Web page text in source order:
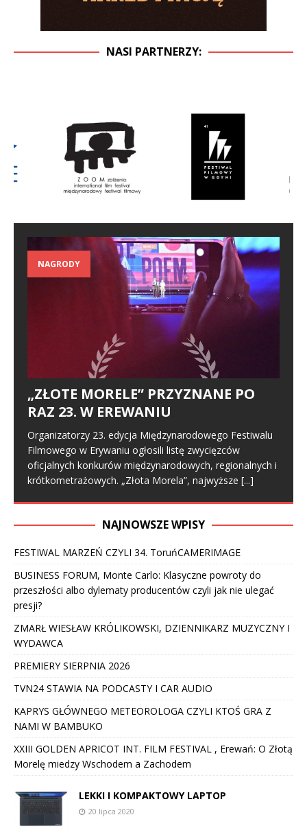
NASI PARTNERZY:
NAGRODY
„ZŁOTE MORELE” PRZYZNANE PO
RAZ 23. W EREWANIU
Organizatorzy 23. edycja Międzynarodowego Festiwalu
Filmowego w Erywaniu ogłosili listę zwycięzców
oficjalnych konkurów międzynarodowych, regionalnych i
krótkometrażowych. „Złota Morela”, najwyższe [...]
NAJNOWSZE WPISY
FESTIWAL MARZEŃ CZYLI 34. ToruńCAMERIMAGE
BUSINESS FORUM, Monte Carlo: Klasyczne powroty do
przeszłości albo dylematy producentów czyli jak nie ulegać
presji?
ZMARŁ WIESŁAW KRÓLIKOWSKI, DZIENNIKARZ MUZYCZNY I
WYDAWCA
PREMIERY SIERPNIA 2026
TVN24 STAWIA NA PODCASTY I CAR AUDIO
KAPRYS GŁÓWNEGO METEOROLOGA CZYLI KTOŚ GRA Z
NAMI W BAMBUKO
XXIII GOLDEN APRICOT INT. FILM FESTIVAL , Erewań: O Złotą
Morelę miedzy Wschodem a Zachodem
LEKKI I KOMPAKTOWY LAPTOP
20 lipca 2020